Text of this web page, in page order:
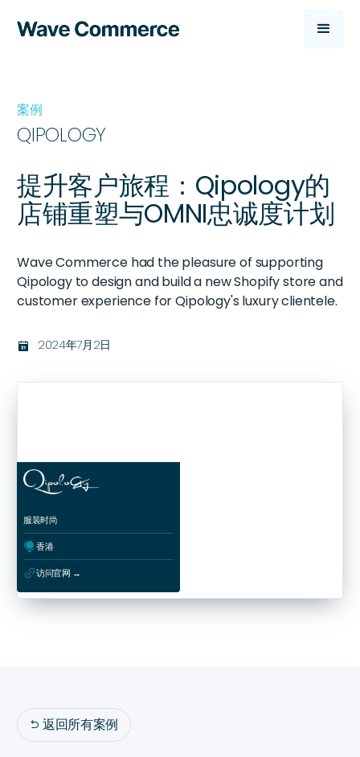
案例
QIPOLOGY
提升客户旅程：Qipology的
店铺重塑与OMNI忠诚度计划
Wave Commerce had the pleasure of supporting
Qipology to design and build a new Shopify store and
customer experience for Qipology's luxury clientele.
בּ 2024年7月2日
服装时尚
ﱰ香港
ﳀ访问官网 →
 返回所有案例